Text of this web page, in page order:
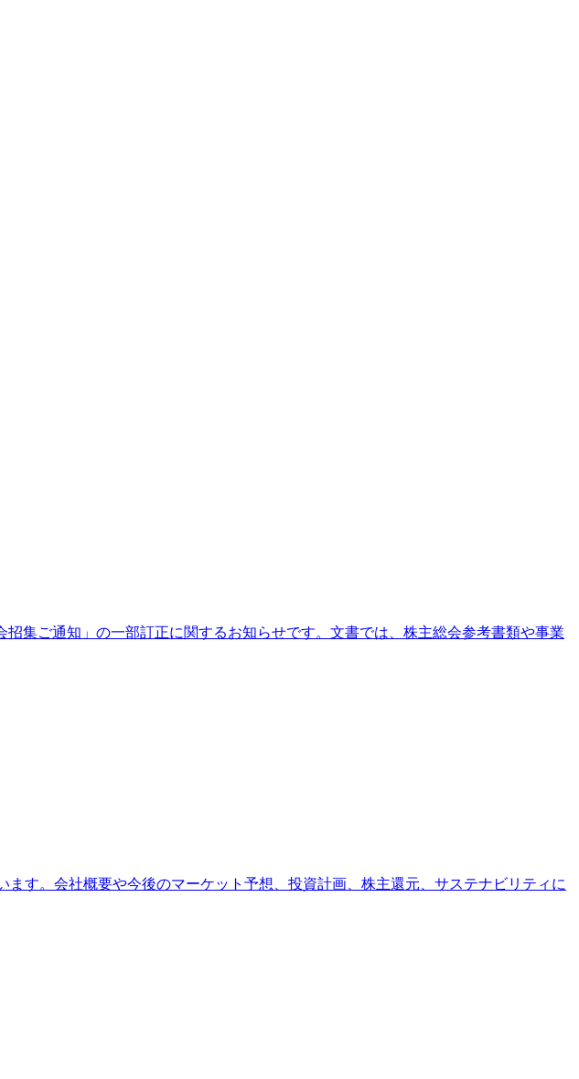
集ご通知」の一部訂正に関するお知らせです。文書では、株主総会参考書類や事業
す。会社概要や今後のマーケット予想、投資計画、株主還元、サステナビリティに